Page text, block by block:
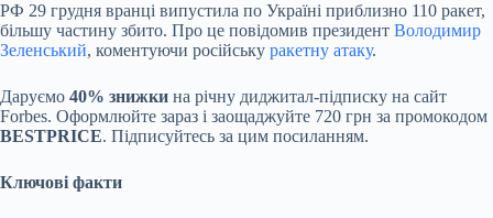
РФ 29 грудня вранці випустила по Україні приблизно 110 ракет,
більшу частину збито. Про це повідомив президент Володимир
Зеленський, коментуючи російську ракетну атаку.
Даруємо 40% знижки на річну диджитал-підписку на сайт
Forbes. Оформлюйте зараз і заощаджуйте 720 грн за промокодом
BESTPRICE. Підписуйтесь за цим посиланням.
Ключові факти